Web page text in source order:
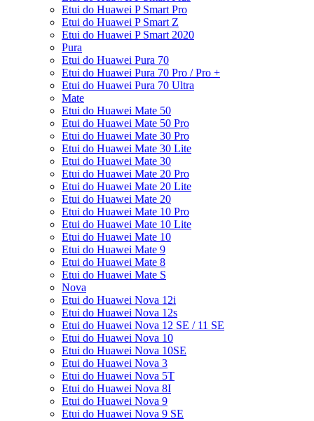
Etui do Huawei P Smart Pro
Etui do Huawei P Smart Z
Etui do Huawei P Smart 2020
Pura
Etui do Huawei Pura 70
Etui do Huawei Pura 70 Pro / Pro +
Etui do Huawei Pura 70 Ultra
Mate
Etui do Huawei Mate 50
Etui do Huawei Mate 50 Pro
Etui do Huawei Mate 30 Pro
Etui do Huawei Mate 30 Lite
Etui do Huawei Mate 30
Etui do Huawei Mate 20 Pro
Etui do Huawei Mate 20 Lite
Etui do Huawei Mate 20
Etui do Huawei Mate 10 Pro
Etui do Huawei Mate 10 Lite
Etui do Huawei Mate 10
Etui do Huawei Mate 9
Etui do Huawei Mate 8
Etui do Huawei Mate S
Nova
Etui do Huawei Nova 12i
Etui do Huawei Nova 12s
Etui do Huawei Nova 12 SE / 11 SE
Etui do Huawei Nova 10
Etui do Huawei Nova 10SE
Etui do Huawei Nova 3
Etui do Huawei Nova 5T
Etui do Huawei Nova 8I
Etui do Huawei Nova 9
Etui do Huawei Nova 9 SE